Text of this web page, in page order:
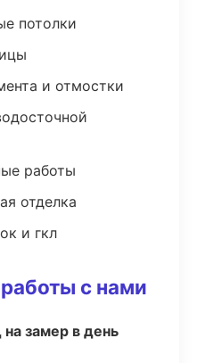
потолки
и отмостки
работы
отделка
и гкл
с нами
замер в день